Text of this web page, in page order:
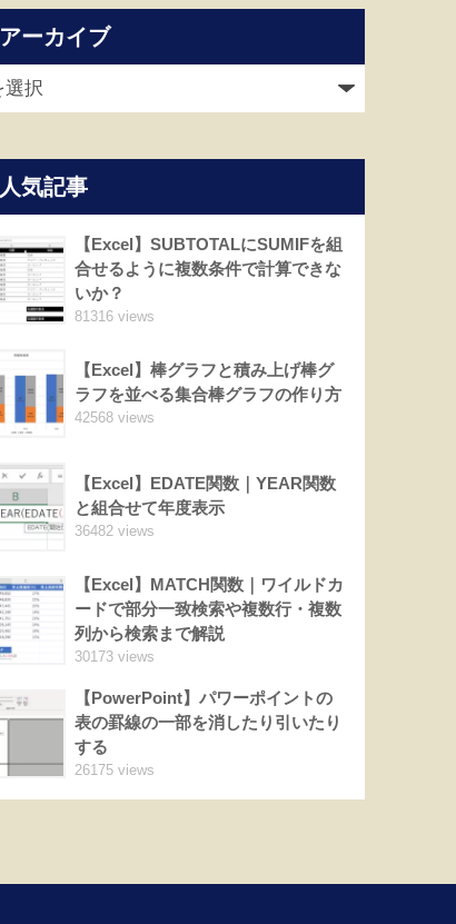
アーカイブ
人気記事
【Excel】SUBTOTALにSUMIFを組
合せるように複数条件で計算できな
いか？
81316 views
【Excel】棒グラフと積み上げ棒グ
ラフを並べる集合棒グラフの作り方
42568 views
【Excel】EDATE関数｜YEAR関数
と組合せて年度表示
36482 views
【Excel】MATCH関数｜ワイルドカ
ードで部分一致検索や複数行・複数
列から検索まで解説
30173 views
【PowerPoint】パワーポイントの
表の罫線の一部を消したり引いたり
する
26175 views